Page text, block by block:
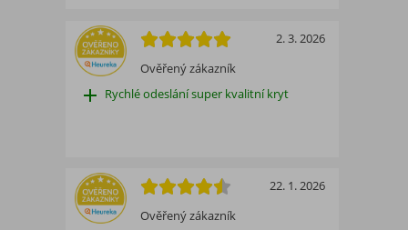
Ověřený zákazník
2. 3. 2026
add Rychlé odeslání super kvalitní kryt
Ověřený zákazník
22. 1. 2026